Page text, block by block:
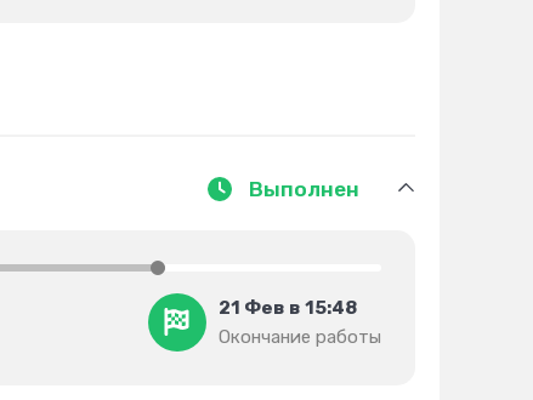
Выполнен
21 Фев в 15:48
Окончание работы